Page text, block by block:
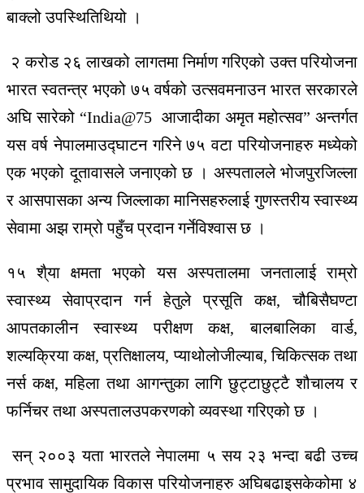
बाक्लो उपस्थितिथियो ।
२ करोड २६ लाखको लागतमा निर्माण गरिएको उक्त परियोजना
भारत स्वतन्त्र भएको ७५ वर्षको उत्सवमनाउन भारत सरकारले
अघि सारेको “India@75 आजादीका अमृत महोत्सव” अन्तर्गत
यस वर्ष नेपालमाउद्घाटन गरिने ७५ वटा परियोजनाहरु मध्येको
एक भएको दूतावासले जनाएको छ । अस्पतालले भोजपुरजिल्ला
र आसपासका अन्य जिल्लाका मानिसहरुलाई गुणस्तरीय स्वास्थ्य
सेवामा अझ राम्रो पहुँच प्रदान गर्नेविश्वास छ ।
१५ शै्या क्षमता भएको यस अस्पतालमा जनतालाई राम्रो
स्वास्थ्य
सेवाप्रदान गर्न हेतुले प्रसूति कक्ष,चौबिसैघण्टा
आपतकालीन
स्वास्थ्य परीक्षण कक्ष,बालबालिका वार्ड,
शल्यक्रिया कक्ष,प्रतिक्षालय,प्याथोलोजील्याब,चिकित्सक तथा
नर्स कक्ष,महिला तथा आगन्तुका लागि छुट्टाछुट्टै शौचालय र
फर्निचर तथा अस्पतालउपकरणको व्यवस्था गरिएको छ ।
सन् २००३ यता भारतले नेपालमा ५ सय २३ भन्दा बढी उच्च
प्रभाव सामुदायिक विकास परियोजनाहरु अघिबढाइसकेकोमा ४